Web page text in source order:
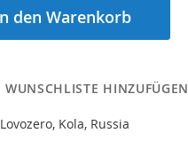
den Warenkorb
WUNSCHLISTE HINZUFÜGEN
Kola, Russia